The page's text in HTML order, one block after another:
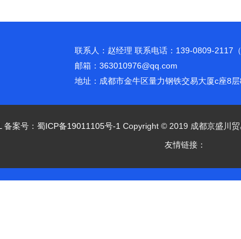
联系人：赵经理 联系电话：139-0809-2117（
邮箱：363010976@qq.com
地址：成都市金牛区量力钢铁交易大厦c座8
备案号： 蜀ICP备19011105号-1 Copyright © 2019 成都京盛川贸
友情链接：